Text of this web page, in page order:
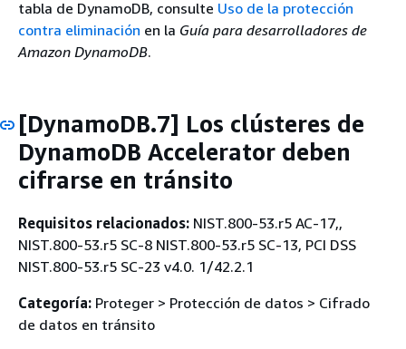
tabla de DynamoDB, consulte Uso de la protección
contra eliminación en la Guía para desarrolladores de
Amazon DynamoDB.
[DynamoDB.7] Los clústeres de
DynamoDB Accelerator deben
cifrarse en tránsito
Requisitos relacionados: NIST.800-53.r5 AC-17,,
NIST.800-53.r5 SC-8 NIST.800-53.r5 SC-13, PCI DSS
NIST.800-53.r5 SC-23 v4.0. 1/42.2.1
Categoría: Proteger > Protección de datos > Cifrado
de datos en tránsito